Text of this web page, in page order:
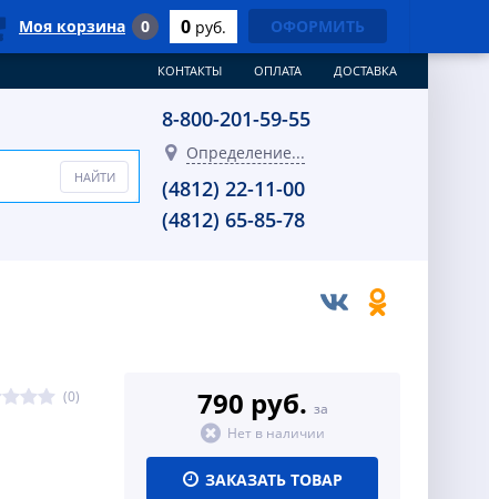
КОНТАКТЫ ОПЛАТА ДОСТАВКА
8-800-201-59-55
Определение...
(4812) 22-11-00
(4812) 65-85-78
(0) 790 руб. за
Нет в наличии
ЗАКАЗАТЬ ТОВАР
Моя корзина 0 0 руб. ОФОРМИТЬ